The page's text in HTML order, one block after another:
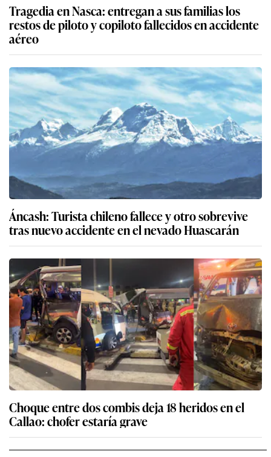
Tragedia en Nasca: entregan a sus familias los
restos de piloto y copiloto fallecidos en accidente
aéreo
Áncash: Turista chileno fallece y otro sobrevive
tras nuevo accidente en el nevado Huascarán
Choque entre dos combis deja 18 heridos en el
Callao: chofer estaría grave